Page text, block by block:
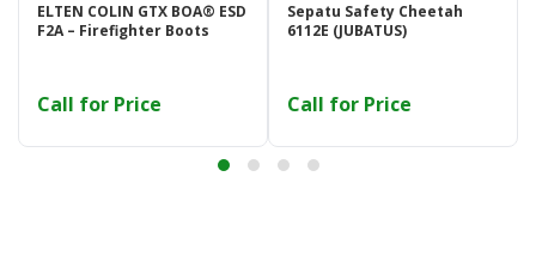
ELTEN COLIN GTX BOA® ESD
F2A – Firefighter Boots
Call for Price
Sepatu Safety Cheetah
6112E (JUBATUS)
Call for Price